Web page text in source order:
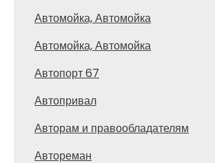
Автомойка, Автомойка
Автомойка, Автомойка
Автопорт 67
Автопривал
Авторам и правообладателям
Автореман